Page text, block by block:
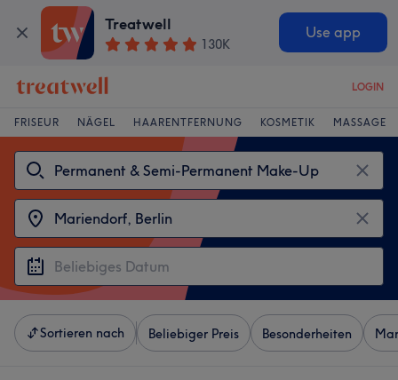
Treatwell
130K
Use app
LOGIN
FRISEUR NÄGEL HAARENTFERNUNG KOSMETIK MASSAGE
Sortieren nach Beliebiger Preis Besonderheiten